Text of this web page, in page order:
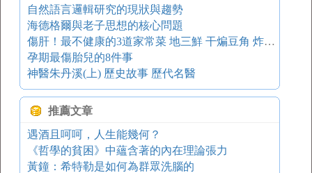
自然語言邏輯研究的現狀與趨勢
海德格爾與老子思想的核心問題
傷肝！最不健康的3道家常菜 地三鮮 干煸豆角 炸藕盒
孕期最傷胎兒的8件事
神醫朱丹溪(上) 歷史故事 歷代名醫
推薦文章
遇酒且呵呵，人生能幾何？
《哲學的貧困》中蘊含著的內在理論張力
黃鐘：希特勒是如何為群眾洗腦的